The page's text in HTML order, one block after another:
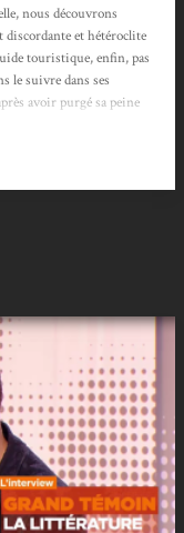
nous découvrons
discordante et hétéroclite
touristique, enfin, pas
le suivre dans ses
avoir purgé sa peine
jours auparavant.Ilya a